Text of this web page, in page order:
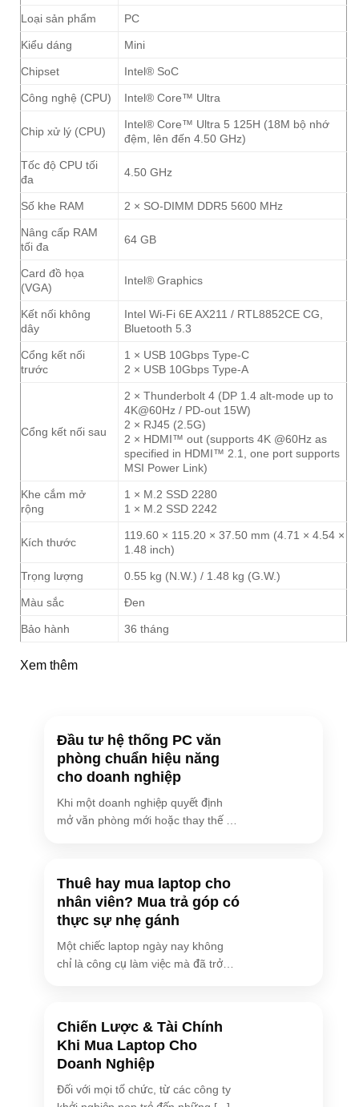
Loại sản phẩm PC
Kiểu dáng Mini
Chipset Intel® SoC
Công nghệ (CPU) Intel® Core™ Ultra
Chip xử lý (CPU)
Intel® Core™ Ultra 5 125H (18M bộ nhớ
đệm, lên đến 4.50 GHz)
Tốc độ CPU tối
đa
4.50 GHz
Số khe RAM 2 × SO-DIMM DDR5 5600 MHz
Nâng cấp RAM
tối đa
64 GB
Card đồ họa
(VGA)
Intel® Graphics
Kết nối không
dây
Intel Wi-Fi 6E AX211 / RTL8852CE CG,
Bluetooth 5.3
Cổng kết nối
trước
1 × USB 10Gbps Type-C
2 × USB 10Gbps Type-A
Cổng kết nối sau
2 × Thunderbolt 4 (DP 1.4 alt-mode up to
4K@60Hz / PD-out 15W)
2 × RJ45 (2.5G)
2 × HDMI™ out (supports 4K @60Hz as
specified in HDMI™ 2.1, one port supports
MSI Power Link)
Khe cắm mở
rộng
1 × M.2 SSD 2280
1 × M.2 SSD 2242
Kích thước
119.60 × 115.20 × 37.50 mm (4.71 × 4.54 ×
1.48 inch)
Trọng lượng 0.55 kg (N.W.) / 1.48 kg (G.W.)
Màu sắc Đen
Bảo hành 36 tháng
Xem thêm
Đầu tư hệ thống PC văn
phòng chuẩn hiệu năng
cho doanh nghiệp
Khi một doanh nghiệp quyết định
mở văn phòng mới hoặc thay thế hệ
Thuê hay mua laptop cho
nhân viên? Mua trả góp có
thực sự nhẹ gánh
Một chiếc laptop ngày nay không
chỉ là công cụ làm việc mà đã trở
Chiến Lược & Tài Chính
Khi Mua Laptop Cho
Doanh Nghiệp
Đối với mọi tổ chức, từ các công ty